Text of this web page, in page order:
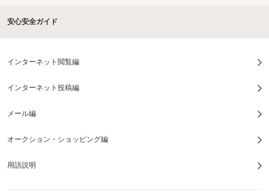
安心安全ガイド
インターネット閲覧編
インターネット投稿編
メール編
オークション・ショッピング編
用語説明